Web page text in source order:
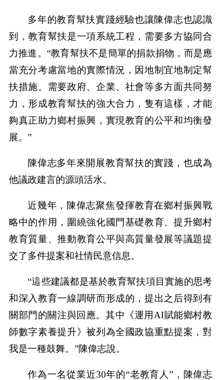
多年的教育幫扶實踐經驗也讓陳偉志也認識
到，教育幫扶是一項系統工程，需要多方協同合
力推進。“教育幫扶不是簡單的捐款捐物，而是應
當充分考慮當地的實際情況，因地制宜地制定幫
扶措施。需要政府、企業、社會等多方面共同努
力，形成教育幫扶的強大合力，隻有這樣，才能
夠真正助力鄉村振興，實現教育的公平和均衡發
展。”
陳偉志多年來開展教育幫扶的實踐，也成為
他議政建言的源頭活水。
近幾年，陳偉志聚焦發揮教育在鄉村振興戰
略中的作用，圍繞強化國門基礎教育、提升鄉村
教育質量、推動教育公平與高質量發展等議題提
交了多件提案和社情民意信息。
“這些建議都是基於教育幫扶項目實施的思考
和深入教育一線調研而形成的，提出之后得到有
關部門的關注與回應。其中《運用AI賦能鄉村教
師數字素養提升》被列為全國政協重點提案，對
我是一種鼓舞。”陳偉志說。
作為一名從業近30年的“老教育人”，陳偉志